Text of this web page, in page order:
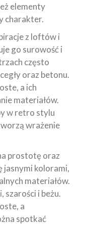
elementy
charakter.
z loftów i
go surowość i
często
oraz betonu.
a ich
materiałów.
w retro stylu
wrażenie
prostotę oraz
jasnymi kolorami,
materiałów.
szarości i beżu.
a
spotkać